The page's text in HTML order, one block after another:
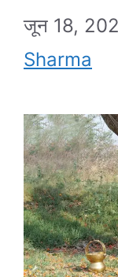
जून 18,
Sharma